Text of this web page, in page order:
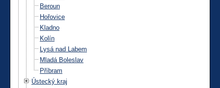
Beroun
Hořovice
Kladno
Kolín
Lysá nad Labem
Mladá Boleslav
Příbram
Ústecký kraj